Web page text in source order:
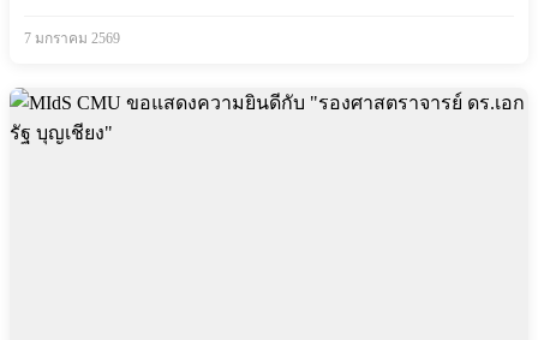
7 มกราคม 2569